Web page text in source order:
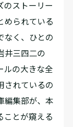
のストーリー
められている
なく、ひとの
井三四二の
ルの大きな全
されているの
編集部が、本
ことが窺える